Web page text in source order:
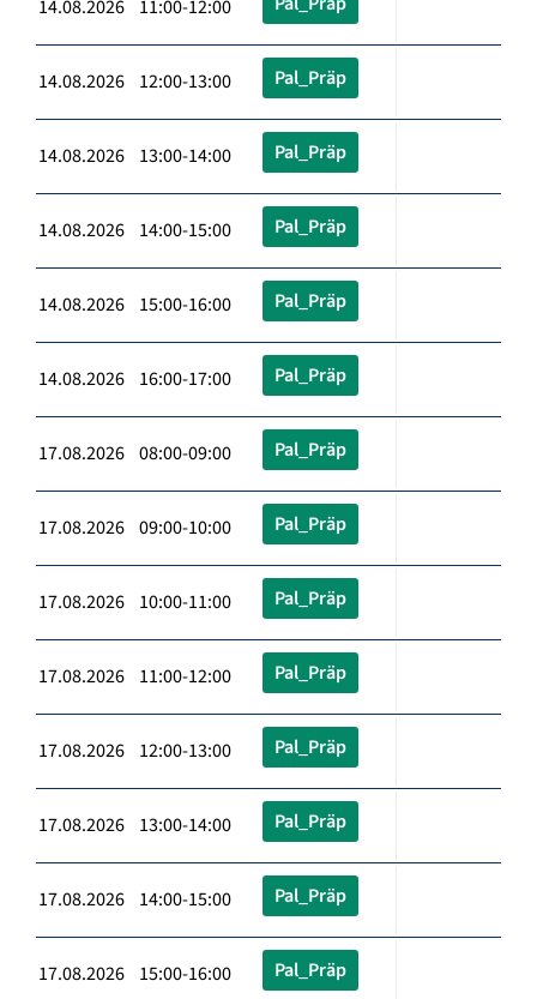
14.08.2026 11:00-12:00
14.08.2026 12:00-13:00 Pal_Präp
14.08.2026 13:00-14:00 Pal_Präp
14.08.2026 14:00-15:00 Pal_Präp
14.08.2026 15:00-16:00 Pal_Präp
14.08.2026 16:00-17:00 Pal_Präp
17.08.2026 08:00-09:00 Pal_Präp
17.08.2026 09:00-10:00 Pal_Präp
17.08.2026 10:00-11:00 Pal_Präp
17.08.2026 11:00-12:00 Pal_Präp
17.08.2026 12:00-13:00 Pal_Präp
17.08.2026 13:00-14:00 Pal_Präp
17.08.2026 14:00-15:00 Pal_Präp
17.08.2026 15:00-16:00 Pal_Präp